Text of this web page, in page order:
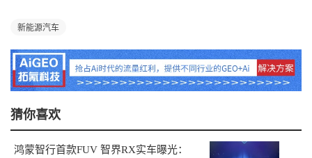
新能源汽车
猜你喜欢
鸿蒙智行首款FUV 智界RX实车曝光：